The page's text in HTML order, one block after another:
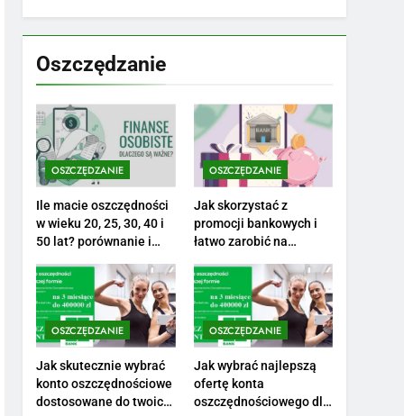
7
Jak przygotować się
finansowo na narodziny
jak zaplanować budżet
PORADY
8
Netflix tagger — czym
jest, opinie i zarobki
PRACA
1
Ile zarabia striptizer:
poznaj aktualne stawki
męskiego striptizera
ZAROBKI
2
Ile zarabia psycholog
szkolny: poznaj średnie
zarobki na tym
stanowisku
ZAROBKI
Oszczędzanie
OSZCZĘDZANIE
Ile macie oszczędności
w wieku 20, 25, 30, 40 i
50 lat? porównanie i
OSZCZĘDZANIE
Jak skorzystać z
promocji bankowych i
łatwo zarobić na
OSZCZĘDZANIE
Jak skutecznie wybrać
konto oszczędnościowe
dostosowane do twoich
OSZCZĘDZANIE
Jak wybrać najlepszą
ofertę konta
oszczędnościowego dla